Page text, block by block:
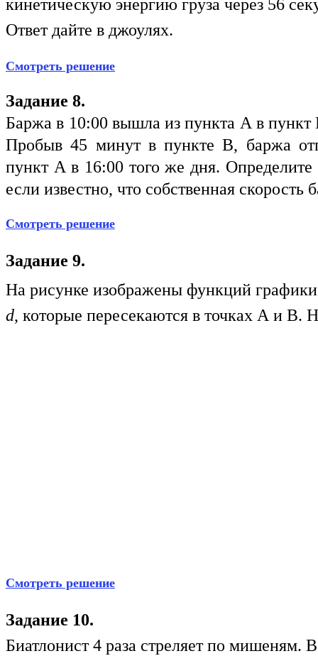
кинетическую энергию груза через 56
Ответ дайте в джоулях.
Смотреть решение
Задание 8.
Баржа в 10:00 вышла из пункта А в
Пробыв 45 минут в пункте В, баржа
пункт А в 16:00 того же дня. Определите
если известно, что собственная
Смотреть решение
Задание 9.
На рисунке изображены функций
d, которые пересекаются в точках А и В.
Смотреть решение
Задание 10.
Биатлонист 4 раза стреляет по мишеням.